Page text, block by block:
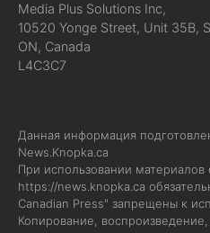
Media Plus Solutions Inc,
10520 Yonge Street, Unit 35B,
ON, Canada
L4C3C7
Данная информация
News.Knopka.ca
При использовании материалов
https://news.knopka.ca
Canadian Press" запрещены к
Копирование,